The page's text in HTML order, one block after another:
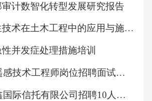
的压强p2_（/）.甲 乙21.如图是
的注射器，弹簧测力计、刻度
l为10cm，即可算出活塞横截面
2）把活塞推至注射器筒的底端，
射器小孔，再水平向右缓慢拉
计数智化转型发展研究报告
数字孪生技术在土木工程中的应用与施工全流程精准管控研究毕业论文答辩汇报
并发症处理措施培训
2025年遥感技术工程师岗位招聘面试参考题库及参考答案
2025华鑫国际信托有限公司招聘10人笔试历年典型考点题库附带答案详解2套试卷